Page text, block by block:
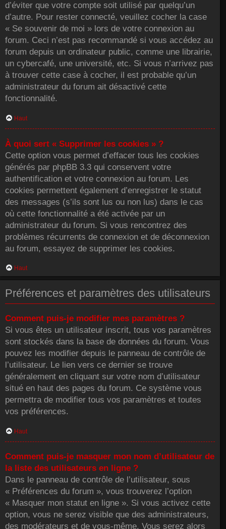
d’éviter que votre compte soit utilisé par quelqu’un
d’autre. Pour rester connecté, veuillez cocher la case
« Se souvenir de moi » lors de votre connexion au
forum. Ceci n’est pas recommandé si vous accédez au
forum depuis un ordinateur public, comme une librairie,
un cybercafé, une université, etc. Si vous n’arrivez pas
à trouver cette case à cocher, il est probable qu’un
administrateur du forum ait désactivé cette
fonctionnalité.
Haut
À quoi sert « Supprimer les cookies » ?
Cette option vous permet d’effacer tous les cookies
générés par phpBB 3.3 qui conservent votre
authentification et votre connexion au forum. Les
cookies permettent également d’enregistrer le statut
des messages (s’ils sont lus ou non lus) dans le cas
où cette fonctionnalité a été activée par un
administrateur du forum. Si vous rencontrez des
problèmes récurrents de connexion et de déconnexion
au forum, essayez de supprimer les cookies.
Haut
Préférences et paramètres des utilisateurs
Comment puis-je modifier mes paramètres ?
Si vous êtes un utilisateur inscrit, tous vos paramètres
sont stockés dans la base de données du forum. Vous
pouvez les modifier depuis le panneau de contrôle de
l’utilisateur. Le lien vers ce dernier se trouve
généralement en cliquant sur votre nom d’utilisateur
situé en haut des pages du forum. Ce système vous
permettra de modifier tous vos paramètres et toutes
vos préférences.
Haut
Comment puis-je masquer mon nom d’utilisateur de
la liste des utilisateurs en ligne ?
Dans le panneau de contrôle de l’utilisateur, sous
« Préférences du forum », vous trouverez l’option
« Masquer mon statut en ligne ». Si vous activez cette
option, vous ne serez visible que des administrateurs,
des modérateurs et de vous-même. Vous serez alors